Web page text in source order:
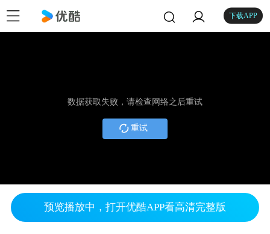
下载APP
数据获取失败，请检查网络之后重试
重试
预览播放中，打开优酷APP看高清完整版